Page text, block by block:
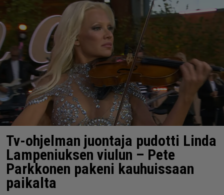
Tv-ohjelman juontaja pudotti Linda
Lampeniuksen viulun – Pete
Parkkonen pakeni kauhuissaan
paikalta